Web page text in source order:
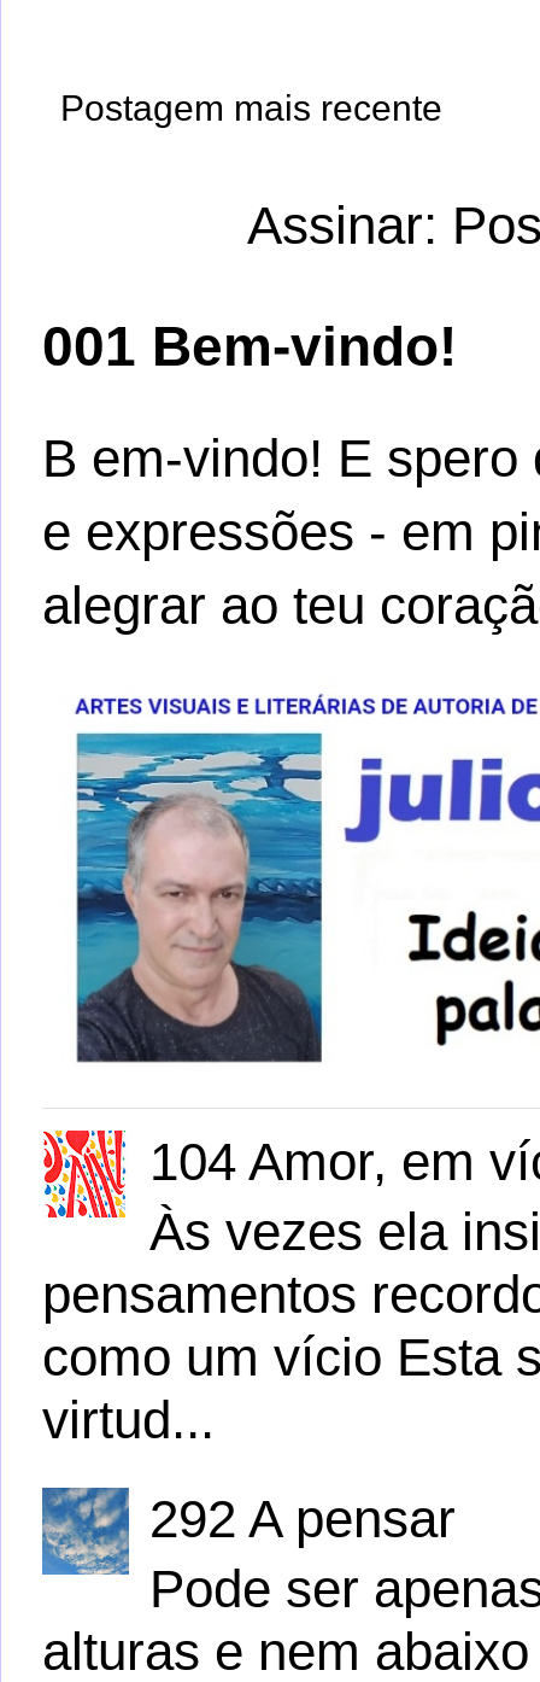
Postagem mais recente
Assinar:
001 Bem-vindo!
B em-vindo! E
e expressões - em
alegrar ao teu
104 Amor, em
Às vezes ela
pensamentos
como um vício Esta
virtud...
292 A pensar
Pode ser
alturas e nem